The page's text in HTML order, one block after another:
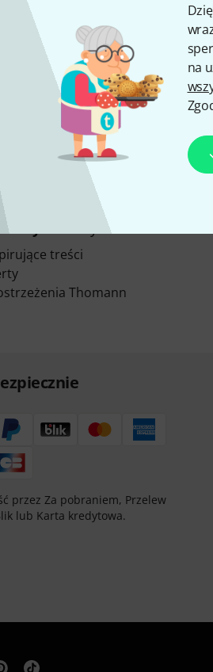
na
Newsletter
do Thomann Newsletter w
szczęścia możesz wygrać
50 €
treści
Thomann
przez Za pobraniem, Przelew
lub Karta kredytowa.